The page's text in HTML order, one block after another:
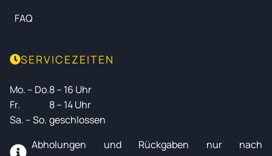
FAQ
SERVICEZEITEN
Mo. – Do.
Fr.
Sa. – So.
8 – 16 Uhr
8 – 14 Uhr
geschlossen
Abholungen und Rückgaben nur nach